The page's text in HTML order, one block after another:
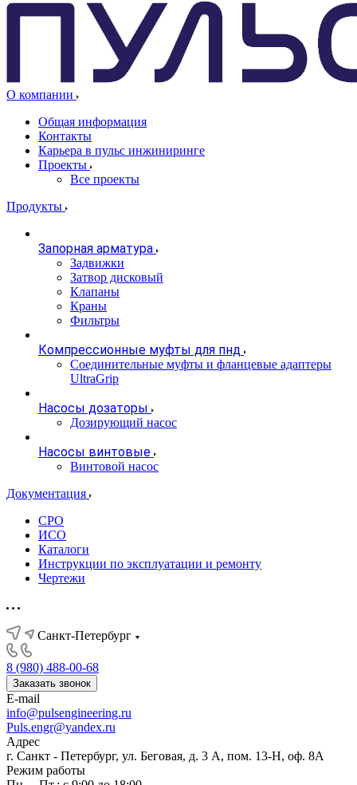
О компании
Общая информация
Контакты
Карьера в пульс инжиниринге
Проекты
Все проекты
Продукты
Запорная арматура
Задвижки
Затвор дисковый
Клапаны
Краны
Фильтры
Компрессионные муфты для пнд
Соединительные муфты и фланцевые адаптеры
UltraGrip
Насосы дозаторы
Дозирующий насос
Насосы винтовые
Винтовой насос
Документация
СРО
ИСО
Каталоги
Инструкции по эксплуатации и ремонту
Чертежи
Санкт-Петербург
8 (980) 488-00-68
Заказать звонок
E-mail
info@pulsengineering.ru
Puls.engr@yandex.ru
Адрес
г. Санкт - Петербург, ул. Беговая, д. 3 А, пом. 13-Н, оф. 8А
Режим работы